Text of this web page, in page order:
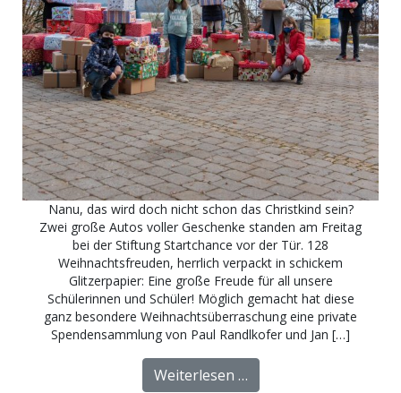
Nanu, das wird doch nicht schon das Christkind sein?
Zwei große Autos voller Geschenke standen am Freitag
bei der Stiftung Startchance vor der Tür. 128
Weihnachtsfreuden, herrlich verpackt in schickem
Glitzerpapier: Eine große Freude für all unsere
Schülerinnen und Schüler! Möglich gemacht hat diese
ganz besondere Weihnachtsüberraschung eine private
Spendensammlung von Paul Randlkofer und Jan […]
Weiterlesen …from Große